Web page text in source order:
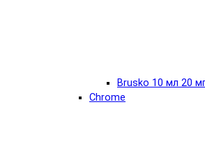
Brusko 10 мл 20
Chrome